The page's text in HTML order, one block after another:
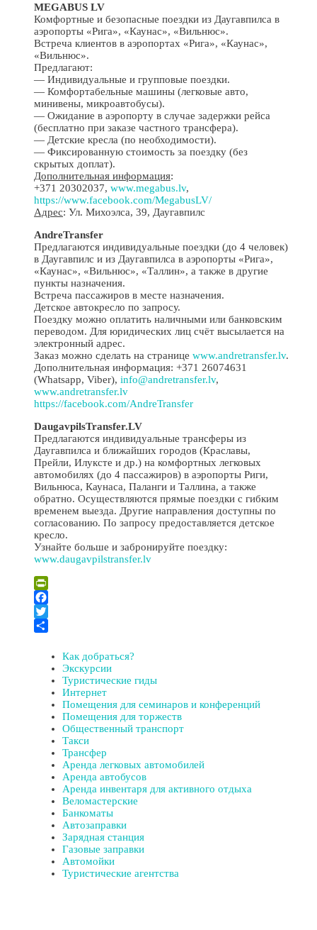
MEGABUS LV
Комфортные и безопасные поездки из Даугавпилса в
аэропорты «Рига», «Каунас», «Вильнюс».
Встреча клиентов в аэропортах «Рига», «Каунас»,
«Вильнюс».
Предлагают:
— Индивидуальные и групповые поездки.
— Комфортабельные машины (легковые авто,
минивены, микроавтобусы).
— Ожидание в аэропорту в случае задержки рейса
(бесплатно при заказе частного трансфера).
— Детские кресла (по необходимости).
— Фиксированную стоимость за поездку (без
скрытых доплат).
Дополнительная информация:
+371 20302037, www.megabus.lv,
https://www.facebook.com/MegabusLV/
Адрес: Ул. Михоэлса, 39, Даугавпилс
AndreTransfer
Предлагаются индивидуальные поездки (до 4 человек)
в Даугавпилс и из Даугавпилса в аэропорты «Рига»,
«Каунас», «Вильнюс», «Таллин», а также в другие
пункты назначения.
Встреча пассажиров в месте назначения.
Детское автокресло по запросу.
Поездку можно оплатить наличными или банковским
переводом. Для юридических лиц счёт высылается на
электронный адрес.
Заказ можно сделать на странице www.andretransfer.lv.
Дополнительная информация: +371 26074631
(Whatsapp, Viber), info@andretransfer.lv,
www.andretransfer.lv
https://facebook.com/AndreTransfer
DaugavpilsTransfer.LV
Предлагаются индивидуальные трансферы из
Даугавпилса и ближайших городов (Краславы,
Прейли, Илуксте и др.) на комфортных легковых
автомобилях (до 4 пассажиров) в аэропорты Риги,
Вильнюса, Каунаса, Паланги и Таллина, а также
обратно. Осуществляются прямые поездки с гибким
временем выезда. Другие направления доступны по
согласованию. По запросу предоставляется детское
кресло.
Узнайте больше и забронируйте поездку:
www.daugavpilstransfer.lv
PrintFriendly
Facebook
Twitter
Как добраться?
Экскурсии
Туристические гиды
Интернет
Помещения для семинаров и конференций
Помещения для торжеств
Общественный транспорт
Такси
Трансфер
Аренда легковых автомобилей
Аренда автобусов
Аренда инвентаря для активного отдыха
Веломастерские
Банкоматы
Автозаправки
Зарядная станция
Газовые заправки
Автомойки
Туристические агентства